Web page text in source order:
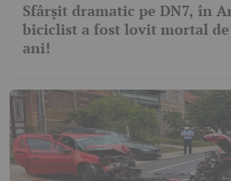
Sfârșit dramatic pe DN7, în
biciclist a fost lovit mortal de
ani!